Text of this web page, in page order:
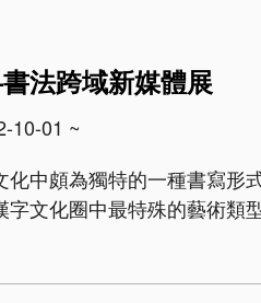
法跨域新媒體展
10-01 ~
化中頗為獨特的一種書寫形
字文化圈中最特殊的藝術類